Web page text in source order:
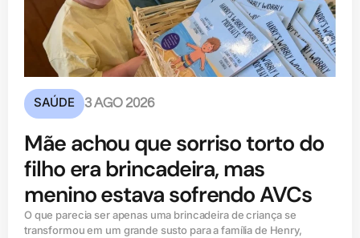
SAÚDE 3 AGO 2026
Mãe achou que sorriso torto do
filho era brincadeira, mas
menino estava sofrendo AVCs
O que parecia ser apenas uma brincadeira de criança se
transformou em um grande susto para a família de Henry,